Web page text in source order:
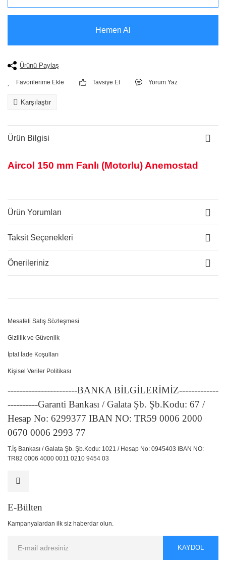
Hemen Al
Ürünü Paylaş
Tavsiye Et Yorum Yaz
Karşılaştır
Ürün Bilgisi
Aircol 150 mm Fanlı (Motorlu) Anemostad
Ürün Yorumları
Taksit Seçenekleri
Önerileriniz
Mesafeli Satış Sözleşmesi
Gizlilik ve Güvenlik
İptal İade Koşulları
Kişisel Veriler Politikası
-----------------------BANKA BİLGİLERİMİZ-------------
----------Garanti Bankası / Galata Şb. Şb.Kodu: 67 /
Hesap No: 6299377 IBAN NO: TR59 0006 2000
0670 0006 2993 77
T.İş Bankası / Galata Şb. Şb.Kodu: 1021 / Hesap No: 0945403 IBAN NO:
TR82 0006 4000 0011 0210 9454 03
E-Bülten
Kampanyalardan ilk siz haberdar olun.
KAYDOL